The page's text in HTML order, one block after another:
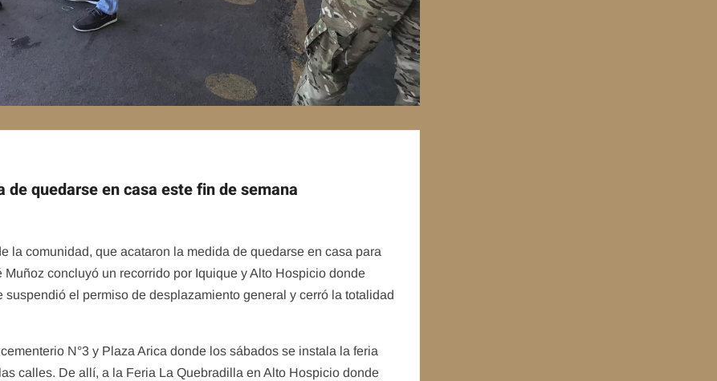
quedarse en casa este fin de semana
la comunidad, que acataron la medida de quedarse en casa para
concluyó un recorrido por Iquique y Alto Hospicio donde
el permiso de desplazamiento general y cerró la totalidad
N°3 y Plaza Arica donde los sábados se instala la feria
calles. De allí, a la Feria La Quebradilla en Alto Hospicio donde